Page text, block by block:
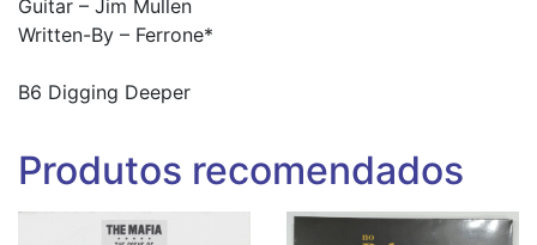
Guitar – Jim Mullen
Written-By – Ferrone*
B6 Digging Deeper
Produtos recomendados